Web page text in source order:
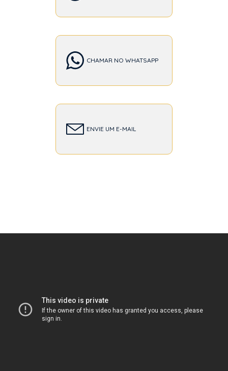
CHAMAR NO WHATSAPP
ENVIE UM E-MAIL